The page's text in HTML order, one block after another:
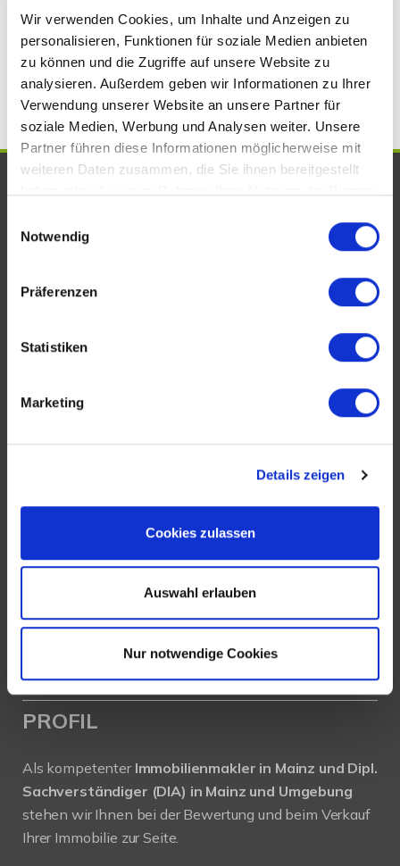
Wir verwenden Cookies, um Inhalte und Anzeigen zu
personalisieren, Funktionen für soziale Medien anbieten
zu können und die Zugriffe auf unsere Website zu
analysieren. Außerdem geben wir Informationen zu Ihrer
Verwendung unserer Website an unsere Partner für
soziale Medien, Werbung und Analysen weiter. Unsere
Partner führen diese Informationen möglicherweise mit
weiteren Daten zusammen, die Sie ihnen bereitgestellt
Notwendig
Präferenzen
Statistiken
Marketing
Details zeigen
Cookies zulassen
Auswahl erlauben
Nur notwendige Cookies
Immobilien Bad Kreuznach
Hauskauf Bad Kreuznach
Immobilienkauf Bad Kreuznach
Einfamilienhaus Bad
Kreuznach
Einfamilienhäuser Bad Kreuznach
UNSERE AUSZEICHNUNGEN. WIR
KONTAKT
Tel.: +49 (0) 6131 / 9010180
E-Mail: buero@immobilien-koehler.de
Internet: www.immobilien-koehler.de
PROFIL
Als kompetenter Immobilienmakler in Mainz und Dipl.
Sachverständiger (DIA) in Mainz und Umgebung
stehen wir Ihnen bei der Bewertung und beim Verkauf
Ihrer Immobilie zur Seite.